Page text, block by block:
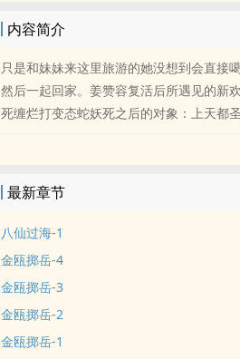
内容简介
只是和妹妹来这里旅游的她没想到会直接
然后一起回家。姜赞容复活后所遇见的新
死缠烂打变态蛇妖死之后的对象：上天都
最新章节
八仙过海-1
金瓯掷岳-4
金瓯掷岳-3
金瓯掷岳-2
金瓯掷岳-1